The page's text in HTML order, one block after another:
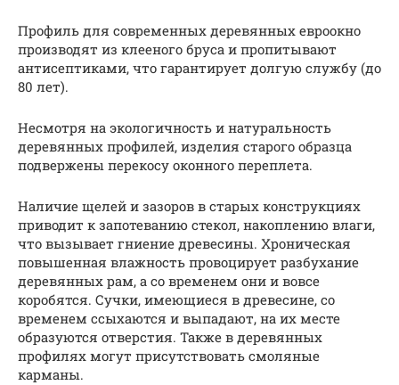
Профиль для современных деревянных евроокно
производят из клееного бруса и пропитывают
антисептиками, что гарантирует долгую службу (до
80 лет).
Несмотря на экологичность и натуральность
деревянных профилей, изделия старого образца
подвержены перекосу оконного переплета.
Наличие щелей и зазоров в старых конструкциях
приводит к запотеванию стекол, накоплению влаги,
что вызывает гниение древесины. Хроническая
повышенная влажность провоцирует разбухание
деревянных рам, а со временем они и вовсе
коробятся. Сучки, имеющиеся в древесине, со
временем ссыхаются и выпадают, на их месте
образуются отверстия. Также в деревянных
профилях могут присутствовать смоляные
карманы.